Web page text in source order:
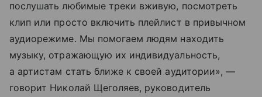
послушать любимые треки вживую, посмотреть
клип или просто включить плейлист в привычном
аудиорежиме. Мы помогаем людям находить
музыку, отражающую их индивидуальность,
а артистам стать ближе к своей аудитории», —
говорит Николай Щеголяев, руководитель